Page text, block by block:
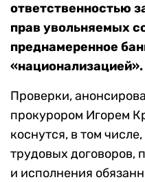
ответственностью
прав увольняемых
преднамеренное
«национализацией».
Проверки,
прокурором Игорем
коснутся, в том
трудовых договоров,
и исполнения